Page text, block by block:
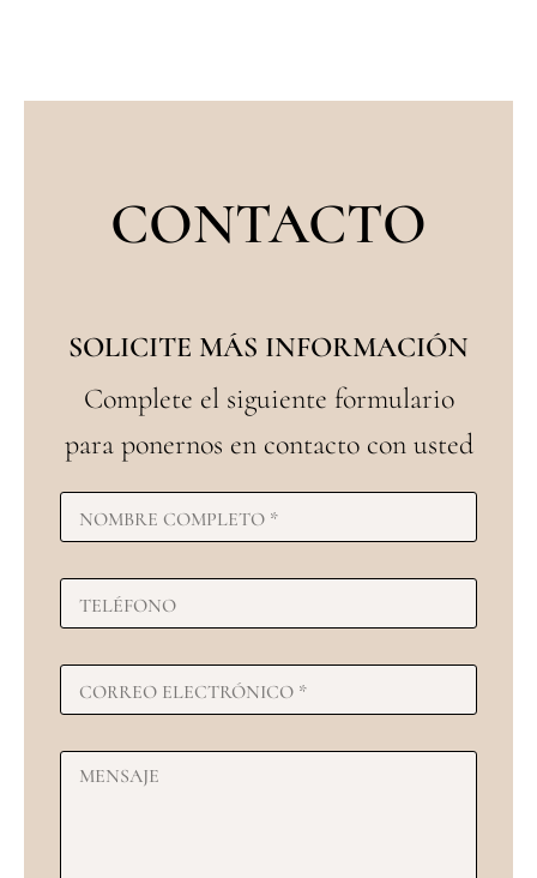
CONTACTO
SOLICITE MÁS INFORMACIÓN
Complete el siguiente formulario
para ponernos en contacto con usted